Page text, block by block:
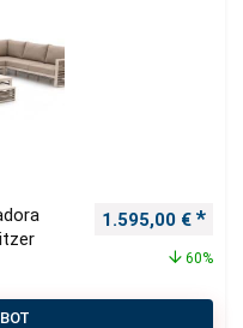
Ursprünglicher
1.595,00 €
60%